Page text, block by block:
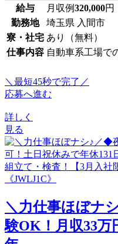
給与 月収例320,000円
勤務地
埼玉県 入間市
寮・社宅 あり（無料）
仕事内容 自動車系工場で
＼最短45秒で完了／
応募へ進む
詳しく
見る
＼力仕事ほぼナ
験OK！月収33万